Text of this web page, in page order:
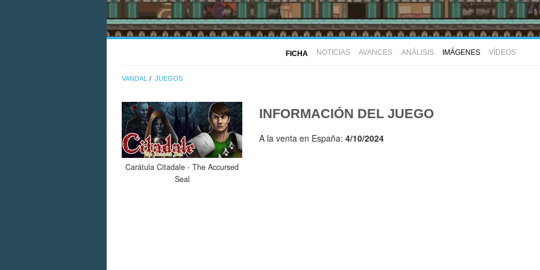
FICHA NOTICIAS AVANCES ANÁLISIS IMÁGENES VÍDEOS
VANDAL JUEGOS
Carátula Citadale - The Accursed
Seal
INFORMACIÓN DEL JUEGO
A la venta en España: 4/10/2024